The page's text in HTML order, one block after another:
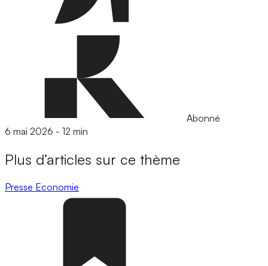
Abonné
6 mai 2026 - 12 min
Plus d’articles sur ce thème
Presse Economie